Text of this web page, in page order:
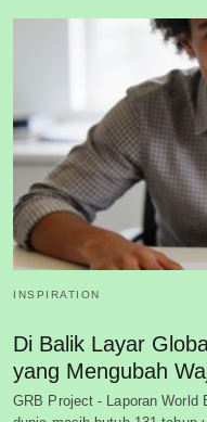
INSPIRATION
Di Balik Layar
yang Mengubah
GRB Project - Laporan World